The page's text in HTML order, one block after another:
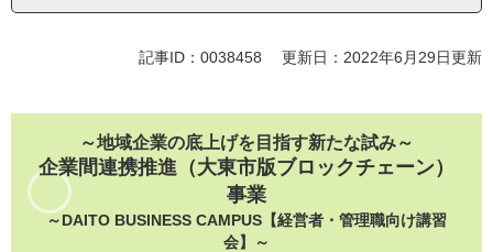
記事ID：0038458 更新日：2022年6月29日更新
～地域企業の底上げを目指す新たな試み～
企業間連携推進（大東市版ブロックチェーン）
事業
​～DAITO BUSINESS CAMPUS【経営者・管理職向け講習
会】～